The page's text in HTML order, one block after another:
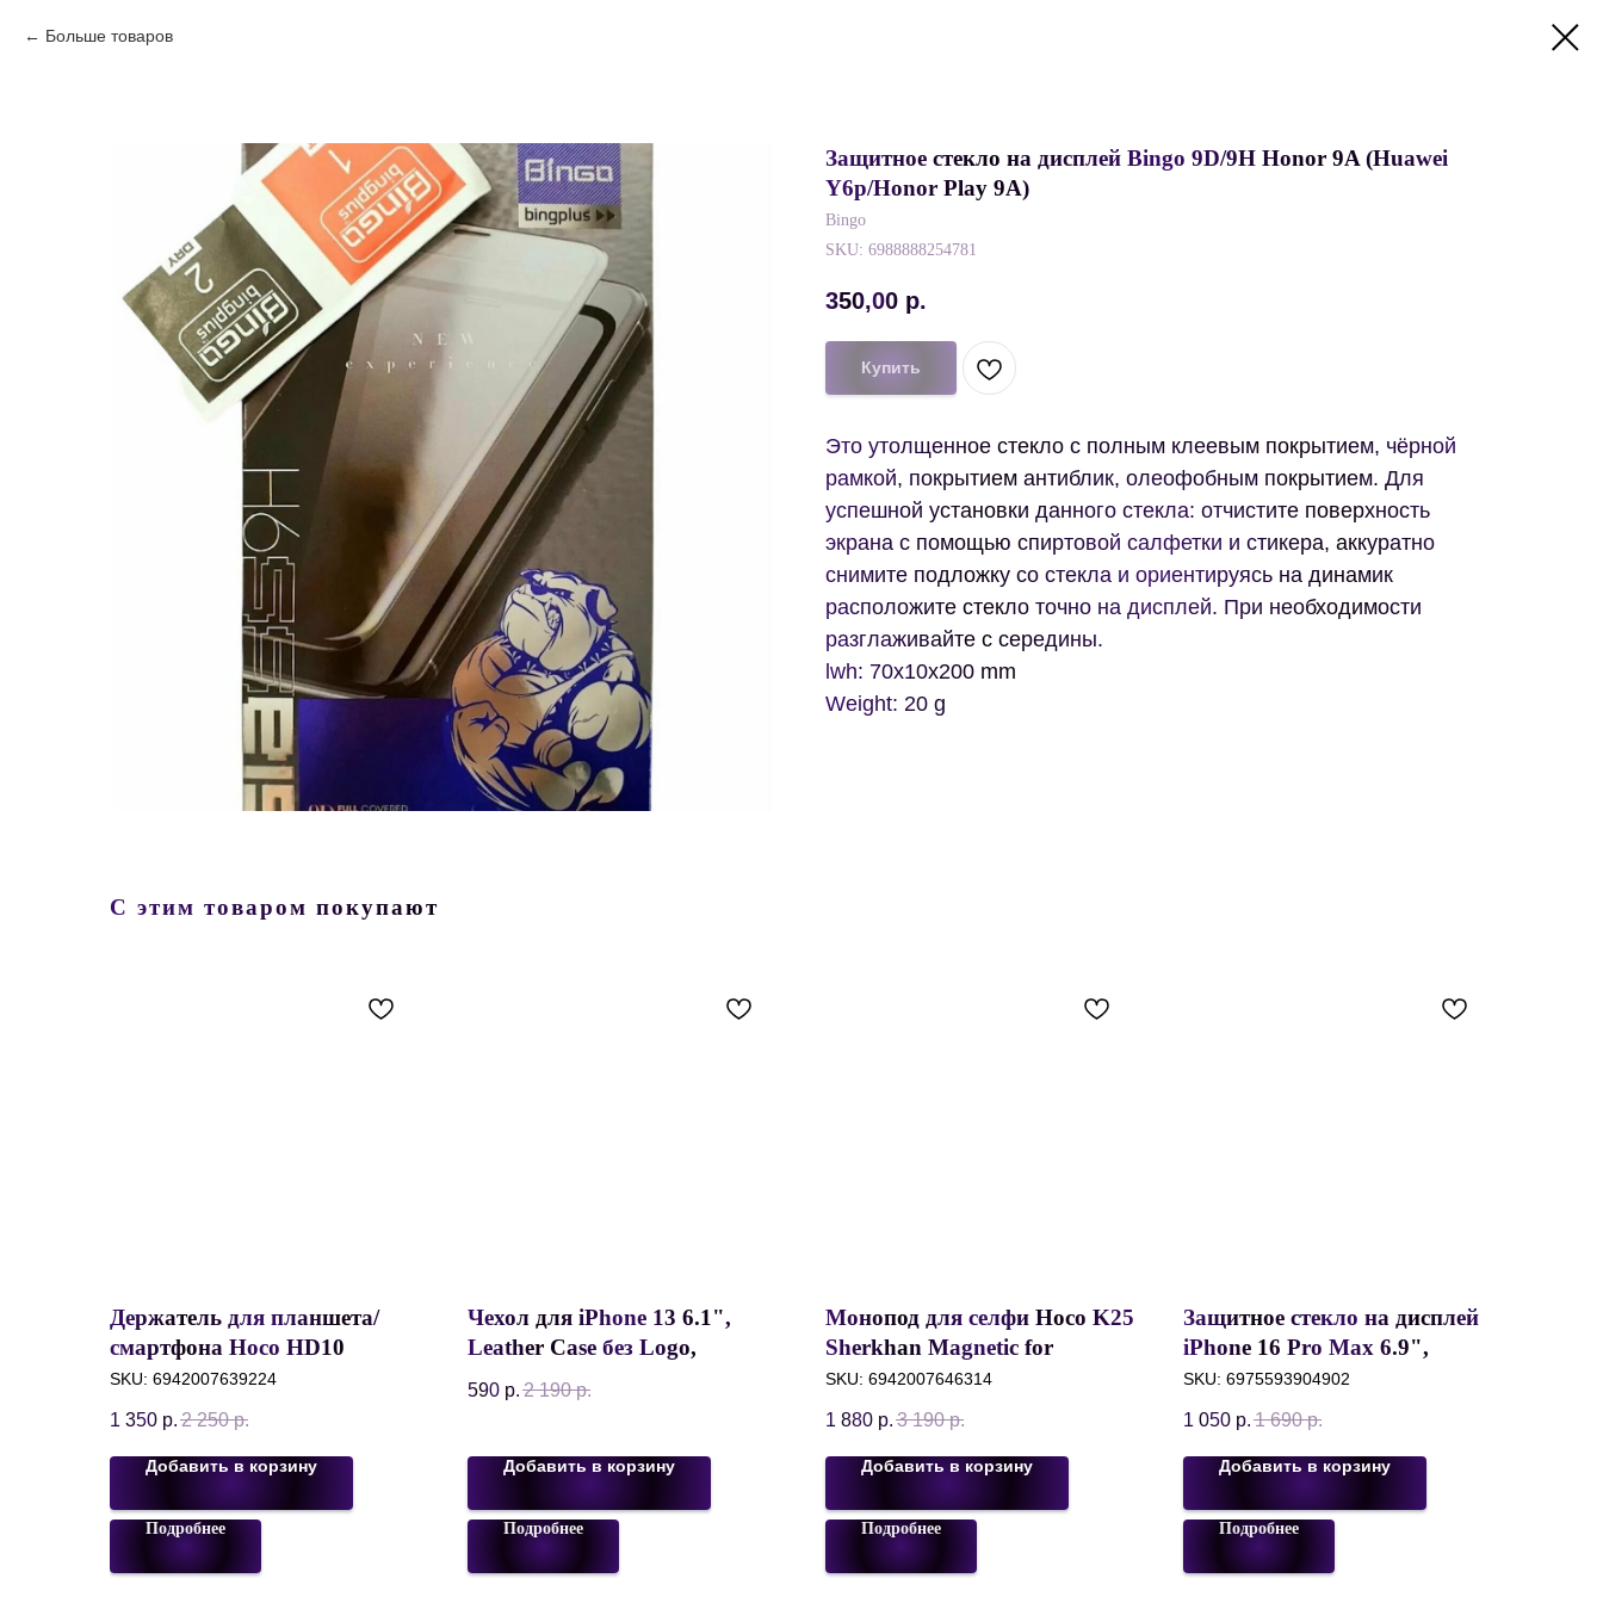
Больше товаров
Защитное стекло на дисплей Bingo 9D/9H Honor 9A (Huawei
Y6p/Honor Play 9A)
Bingo
SKU: 6988888254781
350,00 р.
Купить
Это утолщенное стекло с полным клеевым покрытием, чёрной
рамкой, покрытием антиблик, олеофобным покрытием. Для
успешной установки данного стекла: отчистите поверхность
экрана с помощью спиртовой салфетки и стикера, аккуратно
снимите подложку со стекла и ориентируясь на динамик
расположите стекло точно на дисплей. При необходимости
разглаживайте с середины.
lwh: 70x10x200 mm
Weight: 20 g
С этим товаром покупают
Держатель для планшета/
смартфона Hoco HD10
Bamboo Lazy Stand 4,5-13",
Гибкий, Настольный,
Черный
SKU: 6942007639224
1 350 р. 2 250 р.
Добавить в корзину
Подробнее
Чехол для iPhone 13 6.1",
Leather Case без Logo,
Искусственная кожа,
Красный
590 р. 2 190 р.
Добавить в корзину
Подробнее
Монопод для селфи Hoco K25
Sherkhan Magnetic for
Magsafe, 24.8-150 см, 4.5-7",
Черный
SKU: 6942007646314
1 880 р. 3 190 р.
Добавить в корзину
Подробнее
Защитное стекло на дисплей
iPhone 16 Pro Max 6.9",
Anank 2.5D Reinforced Glass
Pro 9H, с узкой рамкой
SKU: 6975593904902
1 050 р. 1 690 р.
Добавить в корзину
Подробнее